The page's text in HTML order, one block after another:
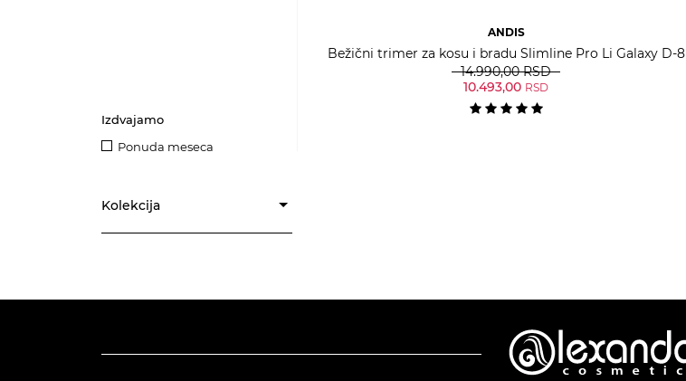
Izdvajamo
Ponuda meseca
Kolekcija
ANDIS
Bežični trimer za kosu i bradu Slimline Pro Li Galaxy D-8
14.990,00 RSD
10.493,00 RSD